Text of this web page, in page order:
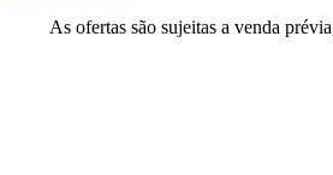
As ofertas são sujeitas a venda